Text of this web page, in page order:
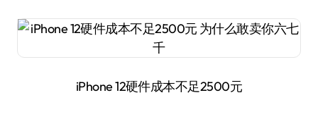
iPhone 12硬件成本不足2500元